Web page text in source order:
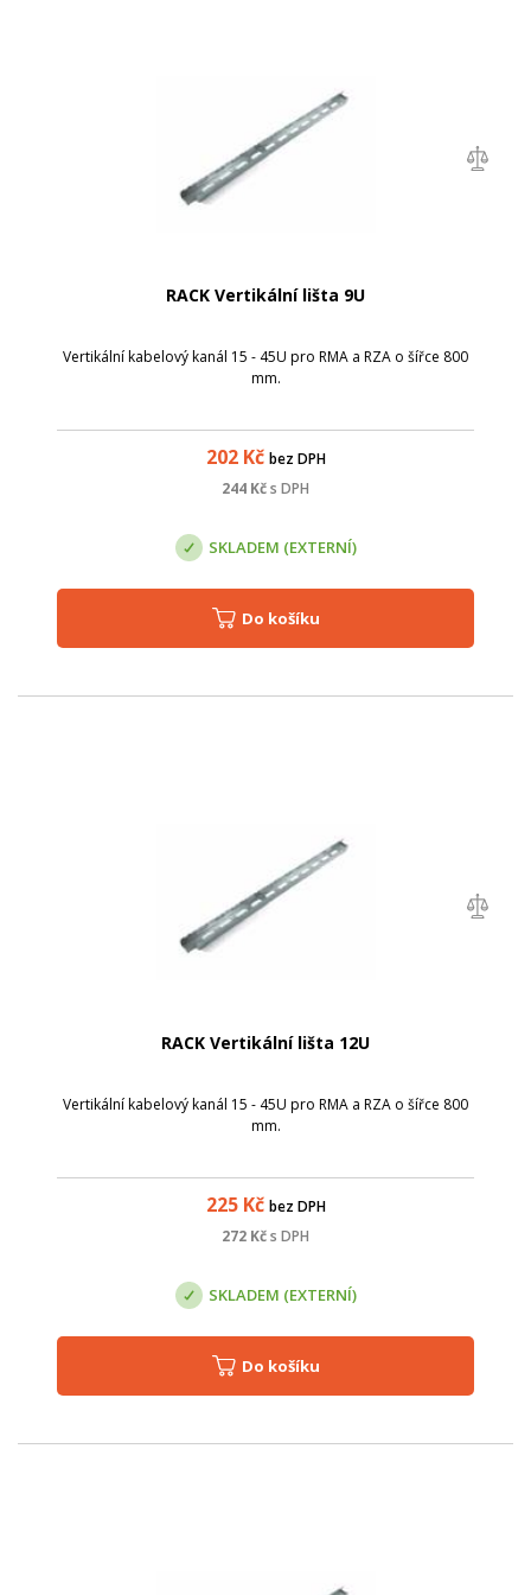
RACK Vertikální lišta 9U
Vertikální kabelový kanál 15 - 45U pro RMA a RZA o šířce 800
mm.
202Kč bez DPH
244 Kčs DPH
SKLADEM (EXTERNÍ)
Do košíku
RACK Vertikální lišta 12U
Vertikální kabelový kanál 15 - 45U pro RMA a RZA o šířce 800
mm.
225Kč bez DPH
272 Kčs DPH
SKLADEM (EXTERNÍ)
Do košíku